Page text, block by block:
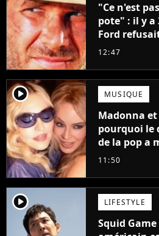
"Ce n'est
pote" : il y a
Ford
grands
12:47
player2 MUSIQUE
Madonna
pourquoi le
de la pop a
11:50
player2 LIFESTYLE
Squid